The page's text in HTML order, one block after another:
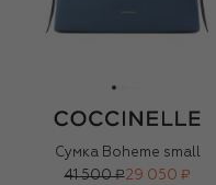
Сумка Boheme small
41 500 ₽29 050 ₽